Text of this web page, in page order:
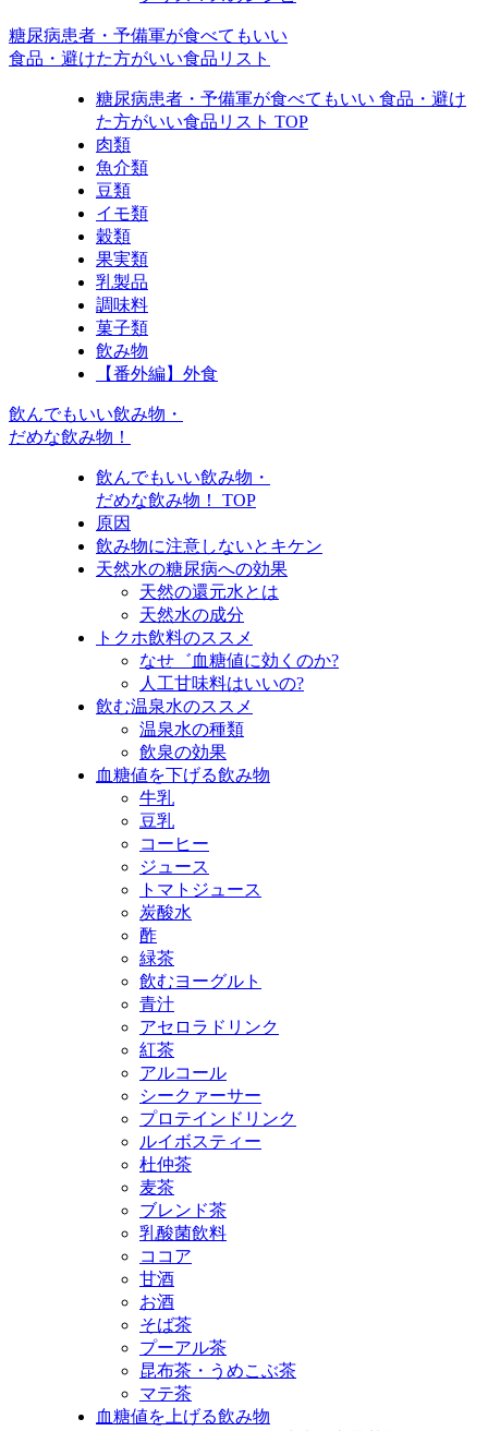
糖尿病患者・予備軍が食べてもいい
食品・避けた方がいい食品リスト
糖尿病患者・予備軍が食べてもいい 食品・避け
た方がいい食品リスト TOP
肉類
魚介類
豆類
イモ類
穀類
果実類
乳製品
調味料
菓子類
飲み物
【番外編】外食
飲んでもいい飲み物・
だめな飲み物！
飲んでもいい飲み物・
だめな飲み物！ TOP
原因
飲み物に注意しないとキケン
天然水の糖尿病への効果
天然の還元水とは
天然水の成分
トクホ飲料のススメ
なせ゛血糖値に効くのか?
人工甘味料はいいの?
飲む温泉水のススメ
温泉水の種類
飲泉の効果
血糖値を下げる飲み物
牛乳
豆乳
コーヒー
ジュース
トマトジュース
炭酸水
酢
緑茶
飲むヨーグルト
青汁
アセロラドリンク
紅茶
アルコール
シークァーサー
プロテインドリンク
ルイボスティー
杜仲茶
麦茶
ブレンド茶
乳酸菌飲料
ココア
甘酒
お酒
そば茶
プーアル茶
昆布茶・うめこぶ茶
マテ茶
血糖値を上げる飲み物